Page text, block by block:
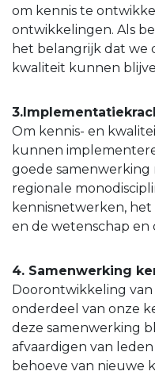
om kennis te
ontwikkelingen. Als
het belangrijk dat we
kwaliteit kunnen
3.
Om kennis- en
kunnen
goede
regionale
kennisnetwerken, het
en de wetenschap en
4. Samenwerking
Doorontwikkeling
onderdeel van onze
deze samenwerking
afvaardigen van
behoeve van nieuwe